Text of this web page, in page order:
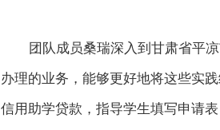
团队成员桑瑞深入到甘肃省平
办理的业务，能够更好地将这些实
信用助学贷款，指导学生填写申请